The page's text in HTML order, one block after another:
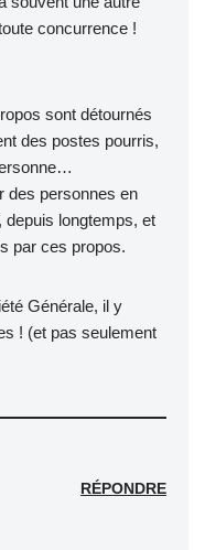
concurrence !
sont détournés
des postes pourris,
des personnes en
depuis longtemps, et
par ces propos.
Générale, il y
! (et pas seulement
RÉPONDRE